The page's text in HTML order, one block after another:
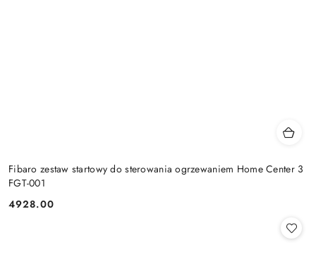
Fibaro zestaw startowy do sterowania ogrzewaniem Home Center 3
FGT-001
Cena:
4928.00